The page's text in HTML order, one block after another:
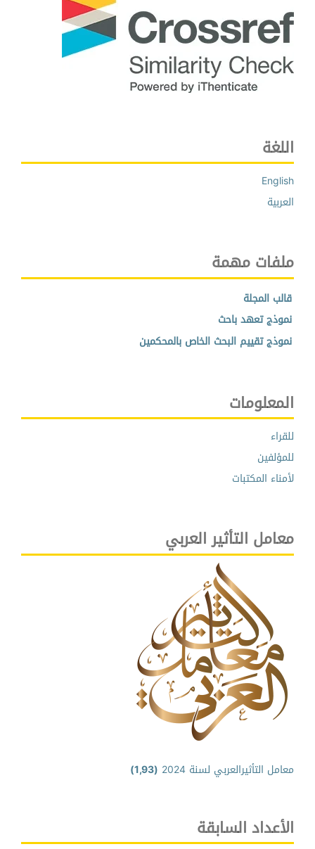
اللغة
English
العربية
ملفات مهمة
قالب المجلة
نموذج تعهد باحث
نموذج تقييم البحث الخاص بالمحكمين
المعلومات
للقراء
للمؤلفين
لأمناء المكتبات
معامل التأثير العربي
معامل التأثيرالعربي لسنة 2024 (1,93)
الأعداد السابقة